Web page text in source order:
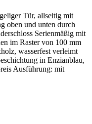
Tür, allseitig mit
oben und unten durch
Serienmäßig mit
im Raster von 100 mm
wasserfest verleimt
in Enzianblau,
Ausführung: mit